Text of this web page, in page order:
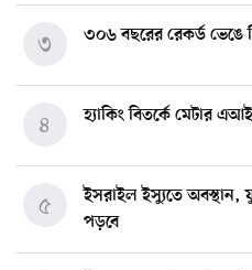
৩০৬ বছরের রেকর্ড ভেঙে
৩
হ্যাকিং বিতর্কে মেটার
৪
ইসরাইল ইস্যুতে অবস্থান,
পড়বে
৫